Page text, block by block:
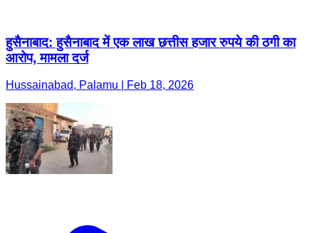
हुसैनाबाद: हुसैनाबाद में एक लाख छत्तीस हजार रुपये की ठगी का
आरोप, मामला दर्ज
Hussainabad, Palamu | Feb 18, 2026